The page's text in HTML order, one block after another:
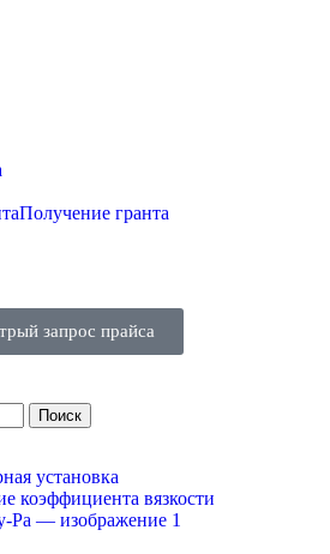
Получение гранта
запрос прайса
Поиск